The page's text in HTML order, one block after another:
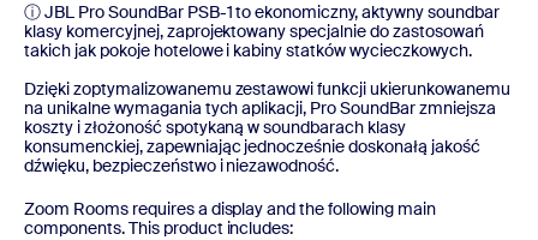
ⓘ JBL Pro SoundBar PSB-1 to ekonomiczny, aktywny soundbar
klasy komercyjnej, zaprojektowany specjalnie do zastosowań
takich jak pokoje hotelowe i kabiny statków wycieczkowych.
Dzięki zoptymalizowanemu zestawowi funkcji ukierunkowanemu
na unikalne wymagania tych aplikacji, Pro SoundBar zmniejsza
koszty i złożoność spotykaną w soundbarach klasy
konsumenckiej, zapewniając jednocześnie doskonałą jakość
dźwięku, bezpieczeństwo i niezawodność.
Zoom Rooms requires a display and the following main
components. This product includes: